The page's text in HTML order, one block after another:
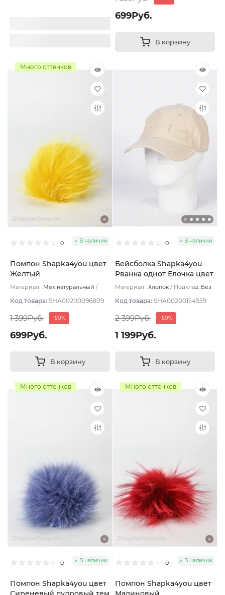
699Руб.
В корзину
Много оттенков
0 В наличии
Помпон Shapka4you цвет
Желтый
Материал : Мех натуральный
Код товара: SHA00200096809
1 399Руб. -50%
699Руб.
В корзину
0 В наличии
Бейсболка Shapka4you
Рванка однот Елочка цвет
Бежевый светлый размер
Материал : Хлопок Подклад: Без
Код товара: SHA00200154559
2 399Руб. -50%
1 199Руб.
В корзину
Много оттенков
0 В наличии
Помпон Shapka4you цвет
Много оттенков
0 В наличии
Помпон Shapka4you цвет